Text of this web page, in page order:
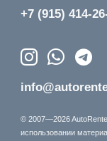
+7 (915) 414-
© 2007—2026
использовании